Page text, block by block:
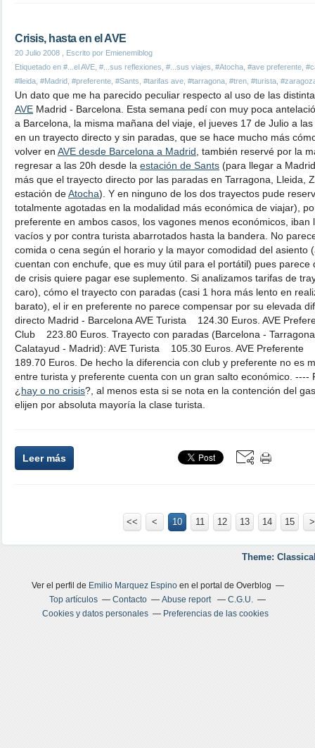
Crisis, hasta en el AVE
20 Julio 2008 , Escrito por Emienemiblog
Etiquetado en #...el AVE #...sus reflexiones #...sus viajes #Atocha #ave preferente
#lleida #Madrid #preferente #Sants #tarifas ave #tarragona #tren #turista
Un dato que me ha parecido peculiar respecto al uso de las
AVE Madrid - Barcelona. Esta semana pedí con muy poca
a Barcelona, la misma mañana del viaje, el jueves 17 de Julio a
en un trayecto directo y sin paradas, que se hace mucho más
volver en AVE desde Barcelona a Madrid , también reservé por la
regresar a las 20h desde la estación de Sants (para llegar a
más que el trayecto directo por las paradas en Tarragona, Lleida,
estación deAtocha). Y en ninguno de los dos trayectos pude
totalmente agotadas en la modalidad más económica de viajar),
preferente en ambos casos, los vagones menos económicos, iban
vacíos y por contra turista abarrotados hasta la bandera. No
comida o cena según el horario y la mayor comodidad del asiento
cuentan con enchufe, que es muy útil para el portátil) pues
de crisis quiere pagar ese suplemento. Si analizamos tarifas de
caro), cómo el trayecto con paradas (casi 1 hora más lento en
barato), el ir en preferente no parece compensar por su elevada
directo Madrid - Barcelona AVE Turista 124.30 Euros. AVE
Club 223.80 Euros. Trayecto con paradas (Barcelona -
Calatayud - Madrid): AVE Turista 105.30 Euros. AVE
189.70 Euros. De hecho la diferencia con club y preferente no es
entre turista y preferente cuenta con un gran salto económico. ----
¿ hay o no crisis?, al menos esta si se nota en la contención del
elijen por absoluta mayoría la clase turista.
Leer más
<< < 10 11 12 13 14 15 >
Theme:
Ver el perfil de Emilio Marquez Espinoen el portal de Overblog
Top artículos
Contacto Abuse report
C.G.U.
Cookies y datos personales
Preferencias de las cookies